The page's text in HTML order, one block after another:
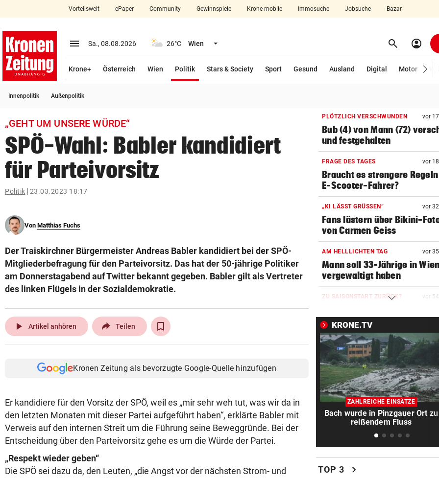
closeSchließen
account_circle Anmelden
arrow_right
bookmark Merkliste
search
Suchbegriff
eingeben
© Krone Multimedia GmbH & Co KG 2026
Vorteilswelt ePaper Community Gewinnspiele Krone mobile Immosuche Jobsuche Bazar
menu Menü aufklappen
Sa., 08.08.2026 26°C Wien Menü aufklappen search Suchen
account_circle
Krone+ Österreich Wien Politik
Stars & Society
Sport Gesund Ausland Digital Motor
Innenpolitik Außenpolitik
„GEHT UM UNSERE WÜRDE“
SPÖ-Wahl: Babler kandidiert
für Parteivorsitz
Politik 23.03.2023 18:17
Von Matthias Fuchs
Der Traiskirchner Bürgermeister Andreas Babler kandidiert bei der SPÖ-
Mitgliederbefragung für den Parteivorsitz. Das hat der 50-jährige Politiker
am Donnerstagabend auf Twitter bekannt gegeben. Babler gilt als Vertreter
des linken Flügels in der Sozialdemokratie.
play_arrow Artikel anhören Teilen
Kronen Zeitung als bevorzugte Google-Quelle hinzufügen
Er kandidiere für den Vorsitz der SPÖ, weil es „mir sehr weh tut, was wir da in
den letzten Monaten mit dieser Partei aufgeführt haben“, erklärte Babler mit
Verweis auf den internen Streit um die Führung seine Beweggründe. Bei der
Entscheidung über den Parteivorsitz gehe es um die Würde der Partei.
„Respekt wieder geben“
Die SPÖ sei dazu da, den Leuten, „die Angst vor der nächsten Strom- und
PLÖTZLICH VERSCHWUNDEN vor
Bub (4) von Mann (72)
und festgehalten
FRAGE DES TAGES vor
Braucht es strengere
E-Scooter-Fahrer?
„KI LÄSST GRÜSSEN“ vor
Fans lästern über Bikini-
von Carmen Geiss
AM HELLLICHTEN TAG vor
Mann soll 33-Jährige in Wien
vergewaltigt haben
ZU SAISONSTART ZURÜCK? vor
aus der Klinik
RUSSISCHE LUFTANGRIFFE vor 59
Kiew schutzlos: Bub (3) und
Großeltern getötet
TELEFON LÄUFT HEISS
Mediziner verschiebt seine
Pension für Patienten
Brand am Gardasee: Hotel
geräumt, Urlauber fliehen
KRONE.TV
ZAHLREICHE EINSÄTZE
Bach wurde in Pinzgauer Ort zu
reißendem Fluss
TOP 3 chevron_right